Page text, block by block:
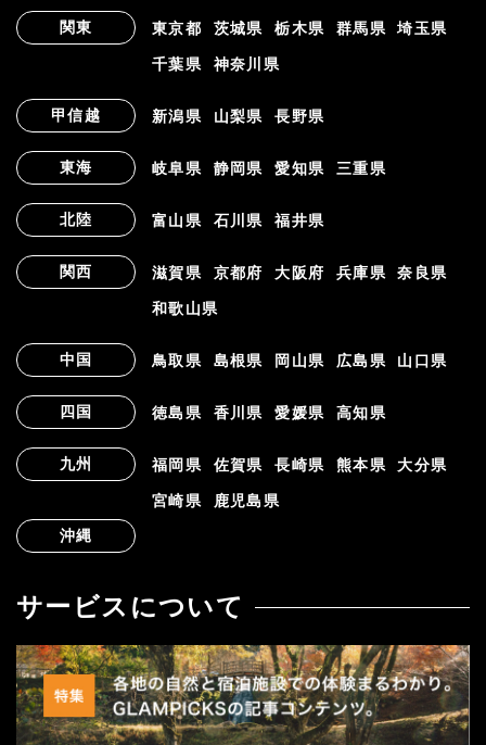
関東 東京都 茨城県 栃木県 群馬県 埼玉県
千葉県 神奈川県
甲信越 新潟県 山梨県 長野県
東海 岐阜県 静岡県 愛知県 三重県
北陸 富山県 石川県 福井県
関西 滋賀県 京都府 大阪府 兵庫県 奈良県
和歌山県
中国 鳥取県 島根県 岡山県 広島県 山口県
四国 徳島県 香川県 愛媛県 高知県
九州 福岡県 佐賀県 長崎県 熊本県 大分県
宮崎県
鹿児島県
沖縄
サービスについて